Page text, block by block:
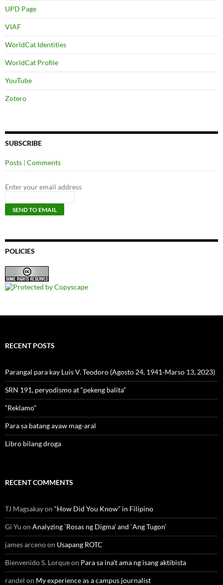
UPD Page
VIAF
WorldCat Identities
WorldCat Profile
YouTube
Zotero
SUBSCRIBE
Posts | Comments
Enter your email address
POLICIES
RECENT POSTS
Parangal para kay Luis V. Teodoro (Agosto 24, 1941-Marso 13, 2023)
SRN 191, peryodismo at “pekeng balita”
“Reklamo”
Para sa batang ayaw mag-aral
Libro bilang droga
RECENT COMMENTS
TJ Magsakayon “How Did You Know” in Filipino
Gi Yu on Analyzing `Rosas ng Digma’ and `Ang Tugon’
james arcenoon Usapang ROTC
Bienvenido S. Lorqueon Para sa ina’t ama ng isang aktibista
randel on My experience as a campus journalist